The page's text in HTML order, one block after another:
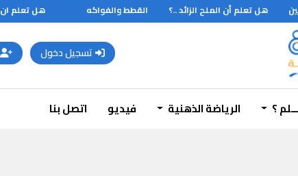
هل تعلم أن الملح الزائد ..؟ القطط والفواكه هل تعلم ان ؟
تسجيل دخول
؟ الرياضة الذهنية فيديو اتصل بنا